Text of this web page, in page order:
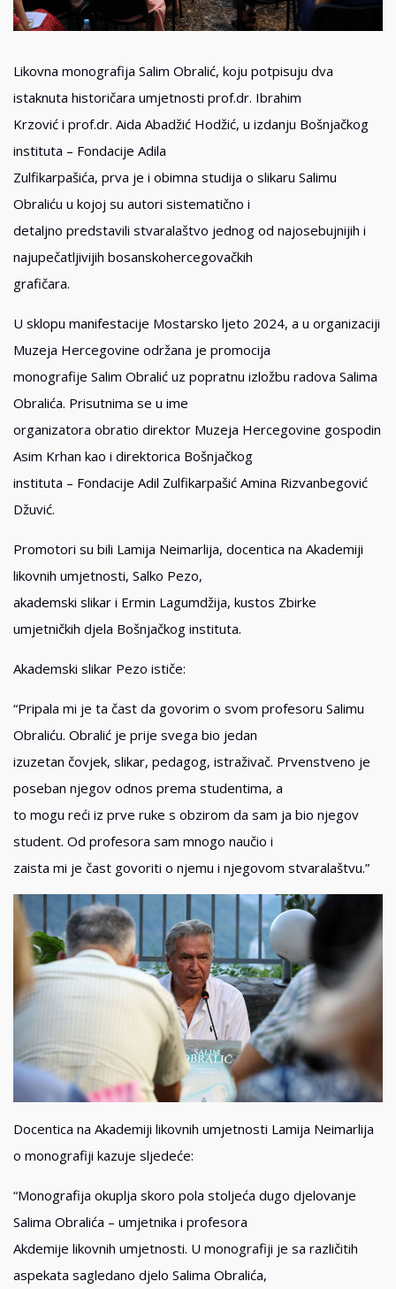
Likovna monografija Salim Obralić, koju potpisuju dva
istaknuta historičara umjetnosti prof.dr. Ibrahim
Krzović i prof.dr. Aida Abadžić Hodžić, u izdanju Bošnjačkog
instituta – Fondacije Adila
Zulfikarpašića, prva je i obimna studija o slikaru Salimu
Obraliću u kojoj su autori sistematično i
detaljno predstavili stvaralaštvo jednog od najosebujnijih i
najupečatljivijih bosanskohercegovačkih
grafičara.
U sklopu manifestacije Mostarsko ljeto 2024, a u organizaciji
Muzeja Hercegovine održana je promocija
monografije Salim Obralić uz popratnu izložbu radova Salima
Obralića. Prisutnima se u ime
organizatora obratio direktor Muzeja Hercegovine gospodin
Asim Krhan kao i direktorica Bošnjačkog
instituta – Fondacije Adil Zulfikarpašić Amina Rizvanbegović
Džuvić.
Promotori su bili Lamija Neimarlija, docentica na Akademiji
likovnih umjetnosti, Salko Pezo,
akademski slikar i Ermin Lagumdžija, kustos Zbirke
umjetničkih djela Bošnjačkog instituta.
Akademski slikar Pezo ističe:
“Pripala mi je ta čast da govorim o svom profesoru Salimu
Obraliću. Obralić je prije svega bio jedan
izuzetan čovjek, slikar, pedagog, istraživač. Prvenstveno je
poseban njegov odnos prema studentima, a
to mogu reći iz prve ruke s obzirom da sam ja bio njegov
student. Od profesora sam mnogo naučio i
zaista mi je čast govoriti o njemu i njegovom stvaralaštvu.”
Docentica na Akademiji likovnih umjetnosti Lamija Neimarlija
o monografiji kazuje sljedeće:
“Monografija okuplja skoro pola stoljeća dugo djelovanje
Salima Obralića – umjetnika i profesora
Akdemije likovnih umjetnosti. U monografiji je sa različitih
aspekata sagledano djelo Salima Obralića,